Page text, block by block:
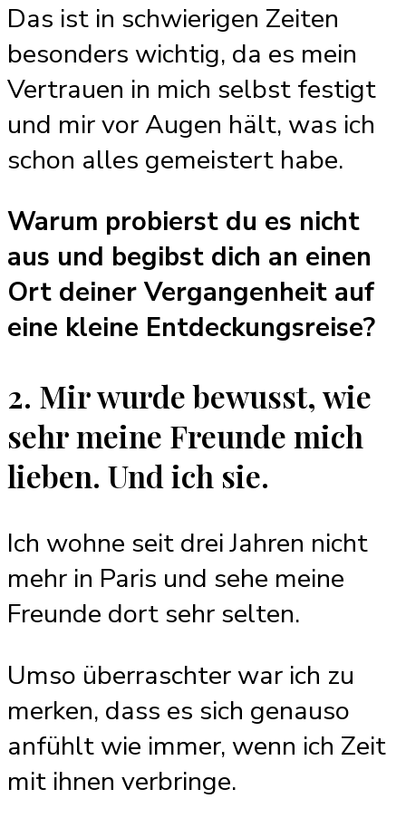
Das ist in schwierigen Zeiten
besonders wichtig, da es mein
Vertrauen in mich selbst festigt
und mir vor Augen hält, was ich
schon alles gemeistert habe.
Warum probierst du es nicht
aus und begibst dich an einen
Ort deiner Vergangenheit auf
eine kleine Entdeckungsreise?
2. Mir wurde bewusst, wie
sehr meine Freunde mich
lieben. Und ich sie.
Ich wohne seit drei Jahren nicht
mehr in Paris und sehe meine
Freunde dort sehr selten.
Umso überraschter war ich zu
merken, dass es sich genauso
anfühlt wie immer, wenn ich Zeit
mit ihnen verbringe.